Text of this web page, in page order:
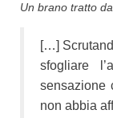
Un brano tratto
[…]
sfogliare
sensazione
non abbia